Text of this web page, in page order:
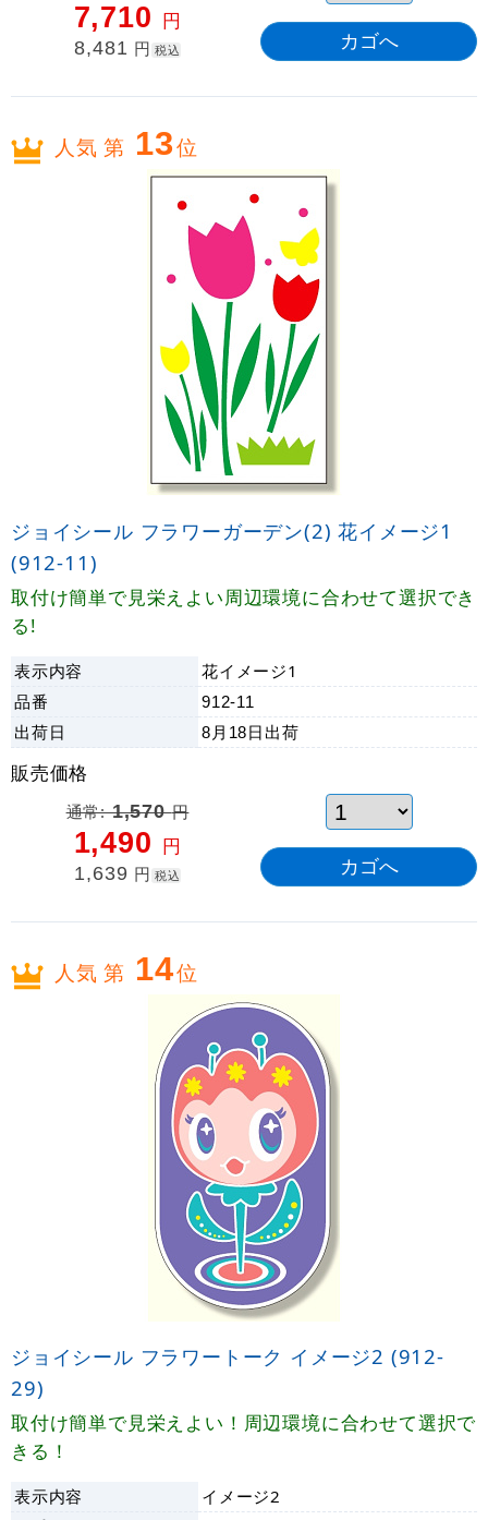
7,710 円
8,481 円 税込
人気 第 13位
ジョイシール フラワーガーデン(2) 花イメージ1
(912-11)
取付け簡単で見栄えよい周辺環境に合わせて選択でき
る!
表示内容
花イメージ1
品番
912-11
出荷日 8月18日 出荷
販売価格
通常:1,570円
1,490 円
1,639 円 税込
人気 第 14位
ジョイシール フラワートーク イメージ2 (912-
29)
取付け簡単で見栄えよい！周辺環境に合わせて選択で
きる！
表示内容
イメージ2